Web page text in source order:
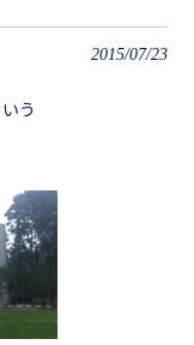
2015/07/23
う